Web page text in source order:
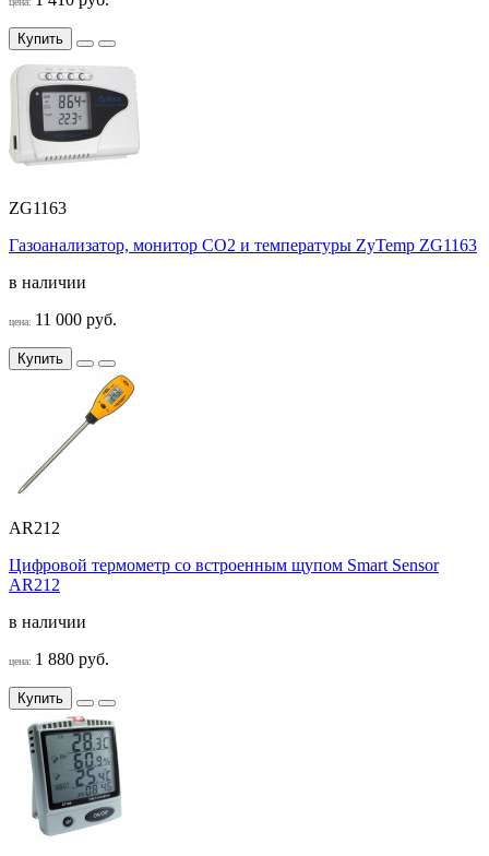
Купить
ZG1163
Газоанализатор, монитор СО2 и температуры ZyTemp ZG1163
в наличии
цена: 11 000 руб.
Купить
AR212
Цифровой термометр со встроенным щупом Smart Sensor
AR212
в наличии
цена: 1 880 руб.
Купить